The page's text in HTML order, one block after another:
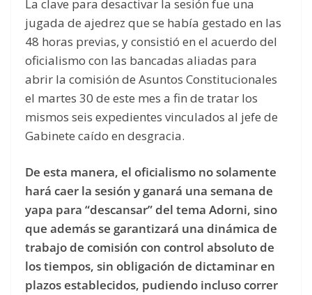
La clave para desactivar la sesión fue una
jugada de ajedrez que se había gestado en las
48 horas previas, y consistió en el acuerdo del
oficialismo con las bancadas aliadas para
abrir la comisión de Asuntos Constitucionales
el martes 30 de este mes a fin de tratar los
mismos seis expedientes vinculados al jefe de
Gabinete caído en desgracia.
De esta manera, el oficialismo no solamente
hará caer la sesión y ganará una semana de
yapa para “descansar” del tema Adorni, sino
que además se garantizará una dinámica de
trabajo de comisión con control absoluto de
los tiempos, sin obligación de dictaminar en
plazos establecidos, pudiendo incluso correr